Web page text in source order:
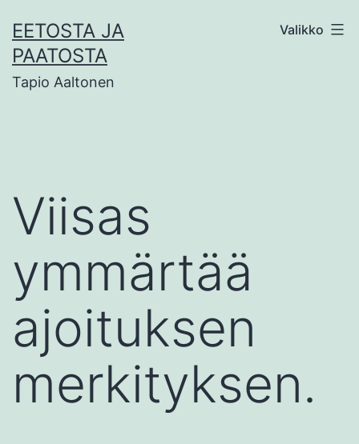
sisältöön
EETOSTA JA
PAATOSTA
Tapio Aaltonen
Valikko
Viisas
ymmärtää
ajoituksen
merkityksen.